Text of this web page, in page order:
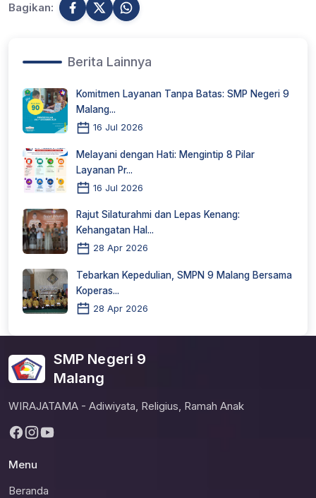
Bagikan:
Berita Lainnya
Komitmen Layanan Tanpa Batas: SMP Negeri 9
Malang...
16 Jul 2026
Melayani dengan Hati: Mengintip 8 Pilar
Layanan Pr...
16 Jul 2026
Rajut Silaturahmi dan Lepas Kenang:
Kehangatan Hal...
28 Apr 2026
Tebarkan Kepedulian, SMPN 9 Malang Bersama
Koperas...
28 Apr 2026
SMP Negeri 9
Malang
WIRAJATAMA - Adiwiyata, Religius, Ramah Anak
Menu
Beranda